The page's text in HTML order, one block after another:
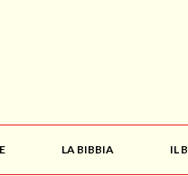
LA BIBBIA IL